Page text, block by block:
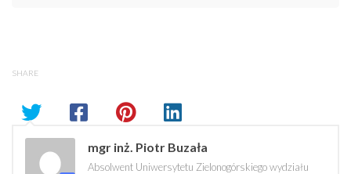
SHARE
mgr inż. Piotr Buzała
Absolwent Uniwersytetu Zielonogórskiego wydziału